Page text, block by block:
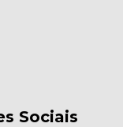
Sociais